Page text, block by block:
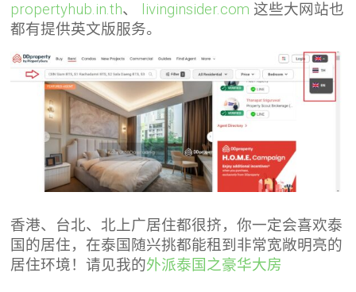
propertyhub.in.th、 livinginsider.com 这些大网站也
都有提供英文版服务。
香港、台北、北上广居住都很挤，你一定会喜欢泰
国的居住，在泰国随兴挑都能租到非常宽敞明亮的
居住环境！请见我的外派泰国之豪华大房